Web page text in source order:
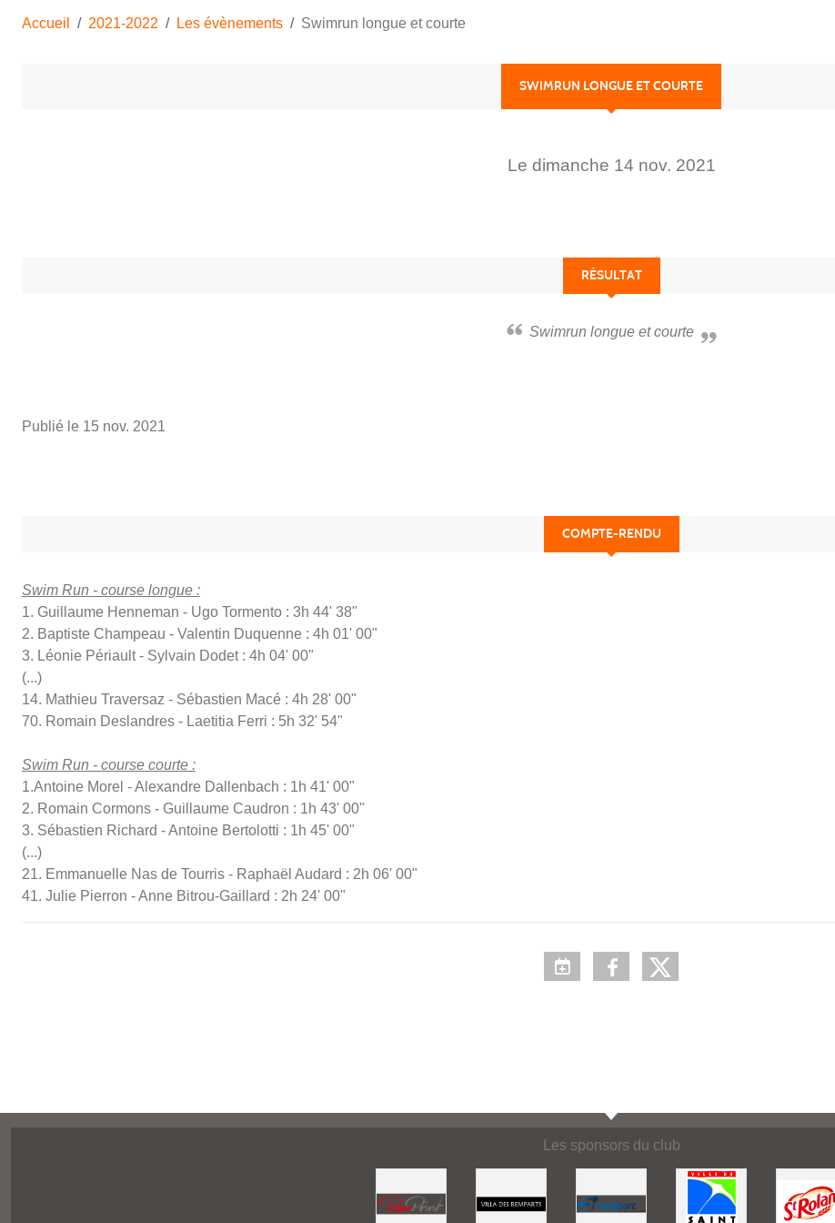
Accueil 2021-2022 Les évènements Swimrun longue et courte
SWIMRUN LONGUE ET COURTE
Le dimanche 14 nov. 2021
RÉSULTAT
Swimrun longue et courte
Publié le 15 nov. 2021
COMPTE-RENDU
Swim Run - course longue :
1. Guillaume Henneman - Ugo Tormento : 3h 44' 38"
2. Baptiste Champeau - Valentin Duquenne : 4h 01' 00"
3. Léonie Périault - Sylvain Dodet : 4h 04' 00"
(...)
14. Mathieu Traversaz - Sébastien Macé : 4h 28' 00"
70. Romain Deslandres - Laetitia Ferri : 5h 32' 54"
Swim Run - course courte :
1.Antoine Morel - Alexandre Dallenbach : 1h 41' 00"
2. Romain Cormons - Guillaume Caudron : 1h 43' 00"
3. Sébastien Richard - Antoine Bertolotti : 1h 45' 00"
(...)
21. Emmanuelle Nas de Tourris - Raphaël Audard : 2h 06' 00"
41. Julie Pierron - Anne Bitrou-Gaillard : 2h 24' 00"
Les sponsors du club